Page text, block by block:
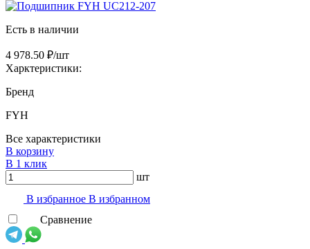
Есть в наличии
4 978.50 ₽/шт
Харктеристики:
Бренд
FYH
Все характеристики
В корзину
В 1 клик
шт
В избранноe В избранном
Сравнение